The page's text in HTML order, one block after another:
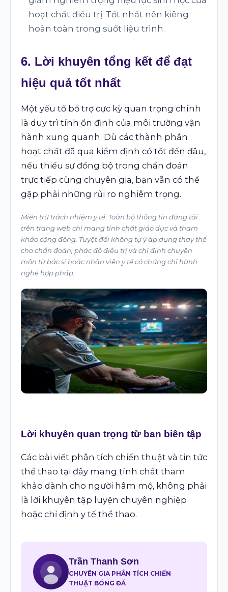
hoạt chất điều trị. Tốt nhất nên kiêng
hoàn toàn trong suốt liệu trình.
6. Lời khuyên tổng kết để đạt
hiệu quả tốt nhất
Một yếu tố bổ trợ cực kỳ quan trọng chính
là duy trì tính ổn định của môi trường vận
hành xung quanh. Dù các thành phần
hoạt chất đã qua kiểm định có tốt đến đâu,
nếu thiếu sự đồng bộ trong chẩn đoán
trực tiếp cùng chuyên gia, bạn vẫn có thể
gặp phải những rủi ro nghiêm trọng.
Miễn trừ trách nhiệm y tế: Toàn bộ thông tin đăng tải
trên trang web chỉ mang tính chất giáo dục và tham
khảo cộng đồng. Tuyệt đối không tự ý áp dụng thay thế
cho chẩn đoán, phác đồ điều trị và chỉ định chuyên
môn từ bác sĩ hoặc nhân viên y tế có chứng chỉ hành
nghề hợp pháp.
Lời khuyên quan trọng từ ban biên tập
Các bài viết phân tích chiến thuật và tin tức
thể thao tại đây mang tính chất tham
khảo dành cho người hâm mộ, không phải
là lời khuyên tập luyện chuyên nghiệp
hoặc chỉ định y tế thể thao.
Trần Thanh Sơn
CHUYÊN GIA PHÂN TÍCH CHIẾN
THUẬT BÓNG ĐÁ